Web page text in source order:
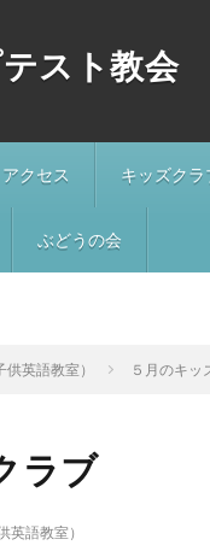
スト教会
アクセス キッズクラ
ぶどうの会
英語教室） ５月のキッ
ラブ
英語教室）